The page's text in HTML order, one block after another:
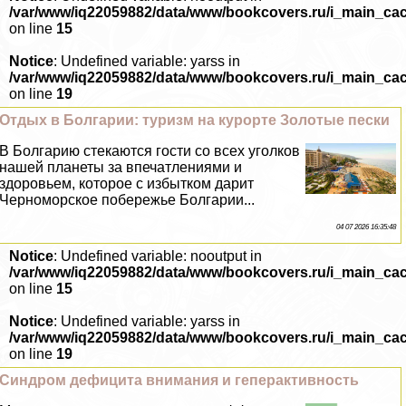
/var/www/iq22059882/data/www/bookcovers.ru/
on line 15
Notice: Undefined variable: yarss in
/var/www/iq22059882/data/www/bookcovers.ru/
on line 19
Отдых в Болгарии: туризм на курорте Золотые пески
В Болгарию стекаются гости со всех уголков
нашей планеты за впечатлениями и
здоровьем, которое с избытком дарит
Черноморское побережье Болгарии...
04 07 2026 16:35:48
Notice: Undefined variable: nooutput in
/var/www/iq22059882/data/www/bookcovers.ru/
on line 15
Notice: Undefined variable: yarss in
/var/www/iq22059882/data/www/bookcovers.ru/
on line 19
Синдром дефицита внимания и гепеpaктивность